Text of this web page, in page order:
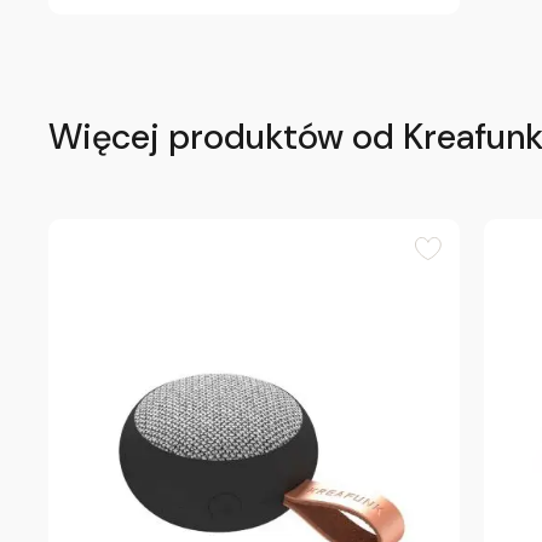
Więcej produktów od Kreafunk